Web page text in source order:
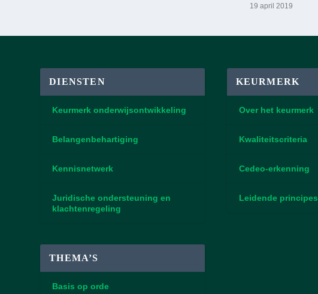
19 april 2019
DIENSTEN
Keurmerk onderwijsontwikkeling
Belangenbehartiging
Kennisnetwerk
Juridische ondersteuning en
klachtenregeling
THEMA’S
Basis op orde
KEURMERK
Over het keurmerk
Kwaliteitscriteria
Cedeo-erkenning
Leidende principes